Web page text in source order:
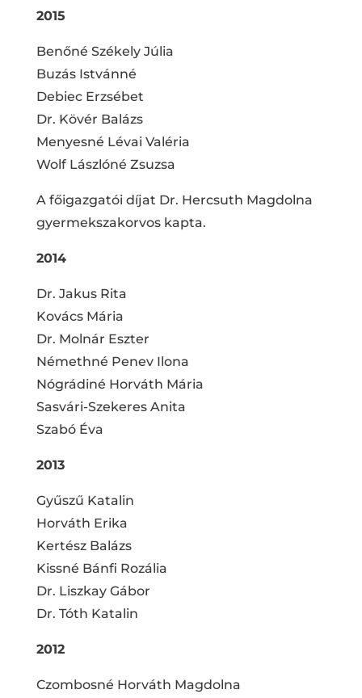
2015
Benőné Székely Júlia
Buzás Istvánné
Debiec Erzsébet
Dr. Kövér Balázs
Menyesné Lévai Valéria
Wolf Lászlóné Zsuzsa
A főigazgatói díjat Dr. Hercsuth Magdolna
gyermekszakorvos kapta.
2014
Dr. Jakus Rita
Kovács Mária
Dr. Molnár Eszter
Némethné Penev Ilona
Nógrádiné Horváth Mária
Sasvári-Szekeres Anita
Szabó Éva
2013
Gyűszű Katalin
Horváth Erika
Kertész Balázs
Kissné Bánfi Rozália
Dr. Liszkay Gábor
Dr. Tóth Katalin
2012
Czombosné Horváth Magdolna